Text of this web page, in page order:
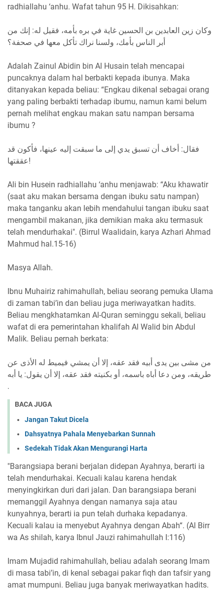
radhiallahu ‘anhu. Wafat tahun 95 H. Dikisahkan:
وكان زين العابدين بن الحسين غاية في بره بأمه، فقيل له: إنك من
أبر الناس بأمك، ولسنا نراك تأكل معها في صحفة؟
Adalah Zainul Abidin bin Al Husain telah mencapai
puncaknya dalam hal berbakti kepada ibunya. Maka
ditanyakan kepada beliau: “Engkau dikenal sebagai orang
yang paling berbakti terhadap ibumu, namun kami belum
pernah melihat engkau makan satu nampan bersama
ibumu ?
فقال: أخاف أن تسبق يدي إلى ما سبقت إليه عينها، فأكون قد
عققتها!
Ali bin Husein radhiallahu ‘anhu menjawab: “Aku khawatir
(saat aku makan bersama dengan ibuku satu nampan)
maka tanganku akan lebih mendahului tangan ibuku saat
mengambil makanan, jika demikian maka aku termasuk
telah mendurhakai". (Birrul Waalidain, karya Azhari Ahmad
Mahmud hal.15-16)
Masya Allah.
Ibnu Muhairiz rahimahullah, beliau seorang pemuka Ulama
di zaman tabi’in dan beliau juga meriwayatkan hadits.
Beliau mengkhatamkan Al-Quran seminggu sekali, beliau
wafat di era pemerintahan khalifah Al Walid bin Abdul
Malik. Beliau pernah berkata:
من مشى بين يدى أبيه فقد عقه، إلا أن يمشي فيميط له الأذى عن
طريقه، ومن دعا أباه باسمه، أو بكنيته فقد عقه، إلا أن يقول: يا أبه
.
BACA JUGA
Jangan Takut Dicela
Dahsyatnya Pahala Menyebarkan Sunnah
Sedekah Tidak Akan Mengurangi Harta
"Barangsiapa berani berjalan didepan Ayahnya, berarti ia
telah mendurhakai. Kecuali kalau karena hendak
menyingkirkan duri dari jalan. Dan barangsiapa berani
memanggil Ayahnya dengan namanya saja atau
kunyahnya, berarti ia pun telah durhaka kepadanya.
Kecuali kalau ia menyebut Ayahnya dengan Abah“. (Al Birr
wa As shilah, karya Ibnul Jauzi rahimahullah I:116)
Imam Mujadid rahimahullah, beliau adalah seorang Imam
di masa tabi’in, di kenal sebagai pakar fiqh dan tafsir yang
amat mumpuni. Beliau juga banyak meriwayatkan hadits.